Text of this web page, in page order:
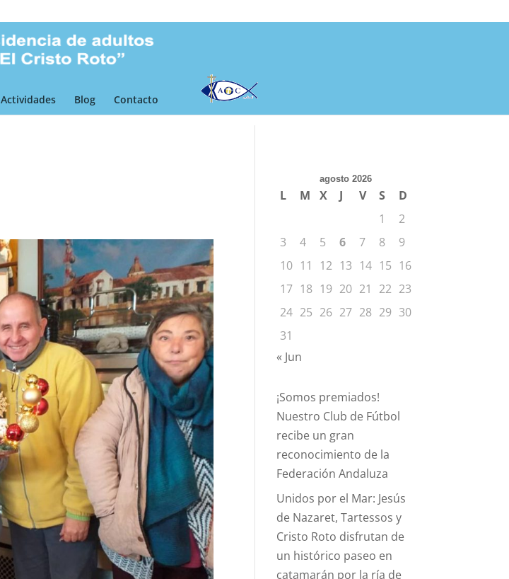
Actividades Blog Contacto
agosto 2026
L M X J V S
D
1
2
3
4 5 6 7 8
9
10 11 12 13 14 15 16
17 18 19 20 21 22 23
24 25 26 27 28 29 30
31
« Jun
¡Somos premiados!
Nuestro Club de Fútbol
recibe un gran
reconocimiento de la
Federación Andaluza
Unidos por el Mar: Jesús
de Nazaret, Tartessos y
Cristo Roto disfrutan de
un histórico paseo en
catamarán por la ría de